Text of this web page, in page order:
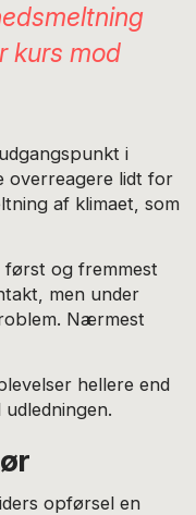
kurs mod
i
overreagere lidt for
af klimaet, som
først og fremmest
men under
Nærmest
hellere end
opførsel en